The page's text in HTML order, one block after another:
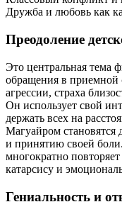
Дружба и любовь как
Преодоление
Это центральная тема
обращения в приемной
агрессии, страха
Он использует свой
держать всех на
Магуайром становятся
и принятию своей
многократно
катарсису и
Гениальность и